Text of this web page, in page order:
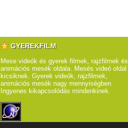
GYEREKFILM
Mese videók és gyerek filmek, rajzfilmek és
animációs mesék oldala. Mesés videó oldal
kicsiknek. Gyerek videók, rajzfilmek,
animációs mesék nagy mennyiségben.
Ingyenes kikapcsolódás mindenkinek.